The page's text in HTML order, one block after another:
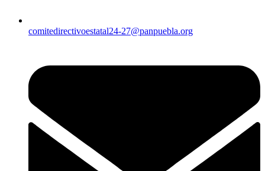
comitedirectivoestatal24-27@panpuebla.org